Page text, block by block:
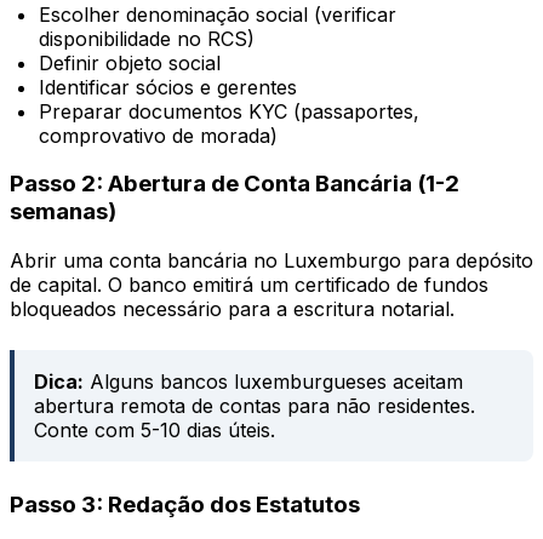
Escolher denominação social (verificar
disponibilidade no RCS)
Definir objeto social
Identificar sócios e gerentes
Preparar documentos KYC (passaportes,
comprovativo de morada)
Passo 2: Abertura de Conta Bancária (1-2
semanas)
Abrir uma conta bancária no Luxemburgo para depósito
de capital. O banco emitirá um certificado de fundos
bloqueados necessário para a escritura notarial.
Dica: Alguns bancos luxemburgueses aceitam
abertura remota de contas para não residentes.
Conte com 5-10 dias úteis.
Passo 3: Redação dos Estatutos